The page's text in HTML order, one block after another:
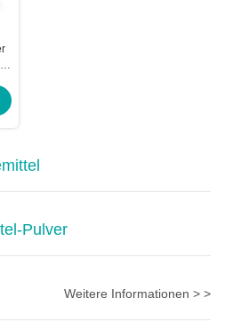
Pulver
Weitere Informationen > >